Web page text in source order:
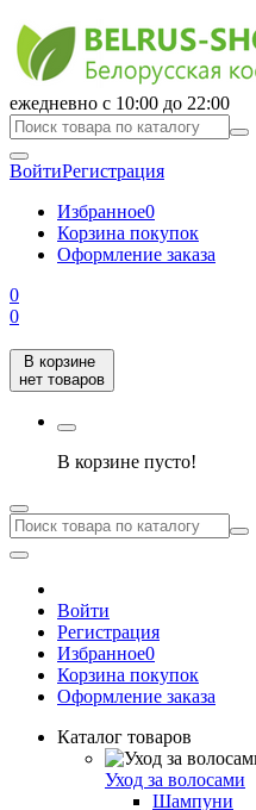
ежедневно с 10:00 до 22:00
ВойтиРегистрация
Избранное0
Корзина покупок
Оформление заказа
0
0
В корзине
нет товаров
В корзине пусто!
Войти
Регистрация
Избранное0
Корзина покупок
Оформление заказа
Каталог товаров
Уход за волосами
Шампуни